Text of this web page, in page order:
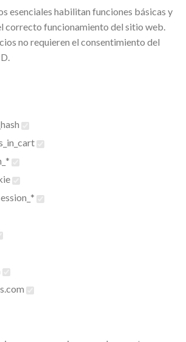
esenciales habilitan funciones básicas y
correcto funcionamiento del sitio web.
no requieren el consentimiento del